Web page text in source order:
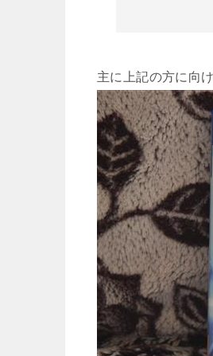
主に上記の方に向